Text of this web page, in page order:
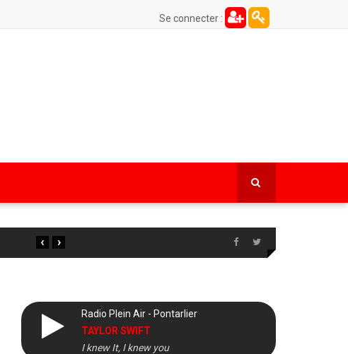
Se connecter :
›
‹
Radio Plein Air - Pontarlier
TAYLOR SWIFT
I knew It, I knew you